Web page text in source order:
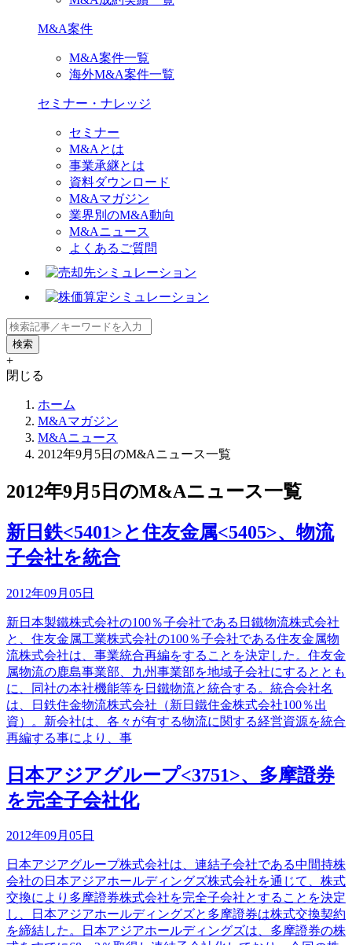
M&A案件
M&A案件一覧
海外M&A案件一覧
セミナー・ナレッジ
セミナー
M&Aとは
事業承継とは
資料ダウンロード
M&Aマガジン
業界別のM&A動向
M&Aニュース
よくあるご質問
+
閉じる
ホーム
M&Aマガジン
M&Aニュース
2012年9月5日のM&Aニュース一覧
2012年9月5日のM&Aニュース一覧
新日鉄<5401>と住友金属<5405>、物流
子会社を統合
2012年09月05日
新日本製鐵株式会社の100％子会社である日鐵物流株式会社
と、住友金属工業株式会社の100％子会社である住友金属物
流株式会社は、事業統合再編をすることを決定した。住友金
属物流の鹿島事業部、九州事業部を地域子会社にするととも
に、同社の本社機能等を日鐵物流と統合する。統合会社名
は、日鉄住金物流株式会社（新日鐵住金株式会社100％出
資）。新会社は、各々が有する物流に関する経営資源を統合
再編する事により、事
日本アジアグループ<3751>、多摩證券
を完全子会社化
2012年09月05日
日本アジアグループ株式会社は、連結子会社である中間持株
会社の日本アジアホールディングズ株式会社を通じて、株式
交換により多摩證券株式会社を完全子会社とすることを決定
し、日本アジアホールディングズと多摩證券は株式交換契約
を締結した。日本アジアホールディングズは、多摩證券の株